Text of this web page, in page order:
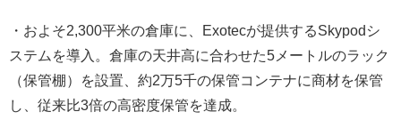
・およそ2,300平米の倉庫に、Exotecが提供するSkypodシ
ステムを導入。倉庫の天井高に合わせた5メートルのラック
（保管棚）を設置、約2万5千の保管コンテナに商材を保管
し、従来比3倍の高密度保管を達成。